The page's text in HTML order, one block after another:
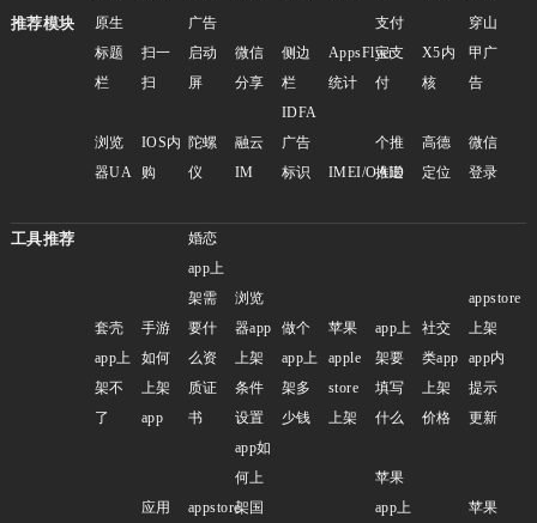
推荐模块
原生
标题
栏
扫一
扫
广告
启动
屏
微信
分享
侧边
栏
AppsFlyer
统计
支付
宝支
付
X5内
核
穿山
甲广
告
浏览
器UA
IOS内
购
陀螺
仪
融云
IM
IDFA
广告
标识
IMEI/OAID
个推
推送
高德
定位
微信
登录
工具推荐
套壳
app上
架不
了
手游
如何
上架
app
婚恋
app上
架需
要什
么资
质证
书
浏览
器app
上架
条件
设置
做个
app上
架多
少钱
苹果
apple
store
上架
app上
架要
填写
什么
社交
类app
上架
价格
appstore
上架
app内
提示
更新
应用
appstore
app如
何上
架国
苹果
app上
苹果